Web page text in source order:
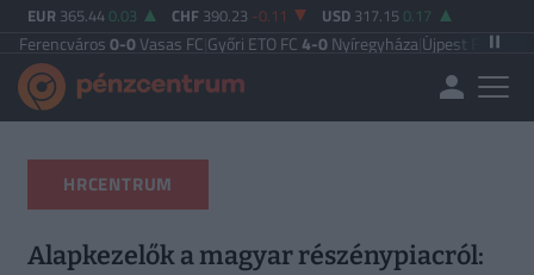
EUR 365.44 0.03 CHF 390.23 -0.11 USD 317.15 0.17
0-0Vasas FC|Győri ETO FC4-0Nyíregyháza|Újpest FC4-2
HRCENTRUM
Alapkezelők a magyar részénypiacról: